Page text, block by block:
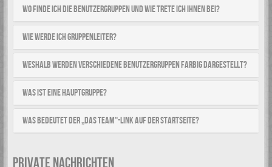
Wo finde ich die Benutzergruppen und wie trete ich ihnen bei?
Wie werde ich Gruppenleiter?
Weshalb werden verschiedene Benutzergruppen farbig dargestellt?
Was ist eine Hauptgruppe?
Was bedeutet der „Das Team“-Link auf der Startseite?
PRIVATE NACHRICHTEN